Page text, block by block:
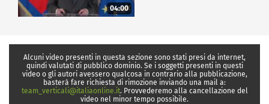
04:00
Alcuni video presenti in questa sezione sono stati presi da internet,
quindi valutati di pubblico dominio. Se i soggetti presenti in questi
video o gli autori avessero qualcosa in contrario alla pubblicazione,
basterà fare richiesta di rimozione inviando una mail a:
team_verticali@italiaonline.it. Provvederemo alla cancellazione del
video nel minor tempo possibile.